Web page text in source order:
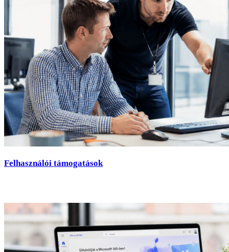
Felhasználói támogatások